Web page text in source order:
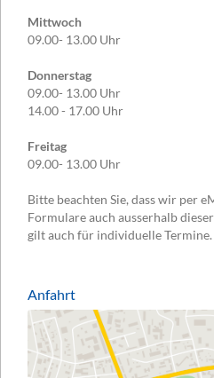
Mittwoch
09.00- 13.00 Uhr
Donnerstag
09.00- 13.00 Uhr
14.00 - 17.00 Uhr
Freitag
09.00- 13.00 Uhr
Bitte beachten Sie, dass wir per
Formulare auch ausserhalb
gilt auch für individuelle Termine.
Anfahrt